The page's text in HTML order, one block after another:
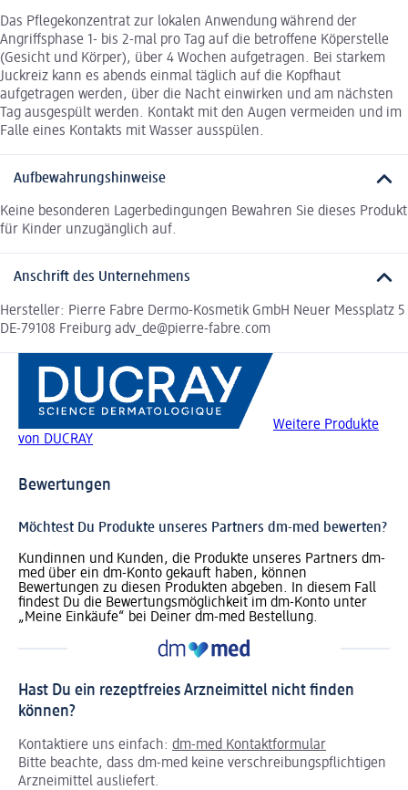
Das Pflegekonzentrat zur lokalen Anwendung während der
Angriffsphase 1- bis 2-mal pro Tag auf die betroffene Köperstelle
(Gesicht und Körper), über 4 Wochen aufgetragen. Bei starkem
Juckreiz kann es abends einmal täglich auf die Kopfhaut
aufgetragen werden, über die Nacht einwirken und am nächsten
Tag ausgespült werden. Kontakt mit den Augen vermeiden und im
Falle eines Kontakts mit Wasser ausspülen.
Aufbewahrungshinweise
Keine besonderen Lagerbedingungen Bewahren Sie dieses Produkt
für Kinder unzugänglich auf.
Anschrift des Unternehmens
Hersteller: Pierre Fabre Dermo-Kosmetik GmbH Neuer Messplatz 5
DE-79108 Freiburg adv_de@pierre-fabre.com
Weitere Produkte
von DUCRAY
Bewertungen
Möchtest Du Produkte unseres Partners dm-med bewerten?
Kundinnen und Kunden, die Produkte unseres Partners dm-
med über ein dm-Konto gekauft haben, können
Bewertungen zu diesen Produkten abgeben. In diesem Fall
findest Du die Bewertungsmöglichkeit im dm-Konto unter
„Meine Einkäufe“ bei Deiner dm-med Bestellung.
Hast Du ein rezeptfreies Arzneimittel nicht finden
können?
Kontaktiere uns einfach: dm-med Kontaktformular
Bitte beachte, dass dm-med keine verschreibungspflichtigen
Arzneimittel ausliefert.